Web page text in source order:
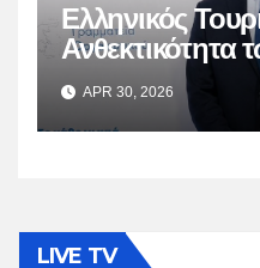
Ελληνικός
Ανθεκτικότητα
Βιώσιμη
APR 30, 2026
LIVE TV